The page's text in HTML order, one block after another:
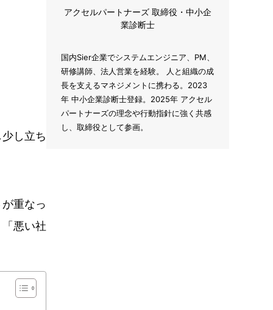
し立ち
重なっ
悪い社
アクセルパートナーズ 取締役・中小企
業診断士
国内Sier企業でシステムエンジニア、PM、
研修講師、法人営業を経験。 人と組織の成
長を支えるマネジメントに携わる。2023
年 中小企業診断士登録。2025年 アクセル
パートナーズの理念や行動指針に強く共感
し、取締役として参画。